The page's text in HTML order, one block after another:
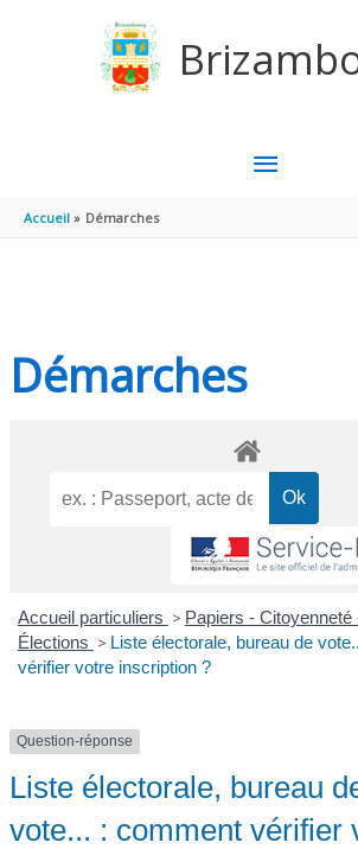
MENU
Accueil Démarches
Démarches
Accueil particuliers > Papiers - Citoyenneté
Élections > Liste électorale, bureau de
vérifier votre inscription ?
Question-réponse
Liste électorale, bureau
vote... : comment vérifier